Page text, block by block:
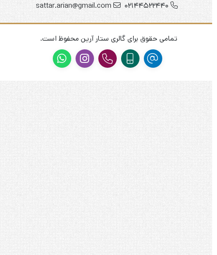
02144522440
sattar.arian@gmail.com
تمامی حقوق برای گالری ستار آرین محفوظ است.